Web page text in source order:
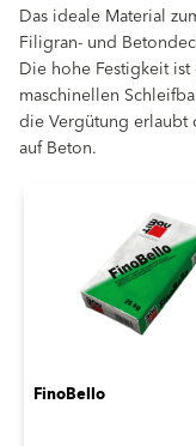
Das ideale Material
Filigran- und
Die hohe Festigkeit
maschinellen
die Vergütung erlaubt
auf Beton.
FinoBello